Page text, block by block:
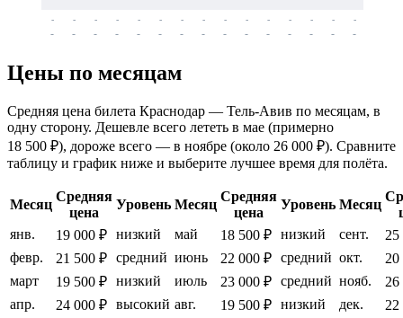
-
-
-
-
-
-
-
-
-
-
-
-
-
-
-
-
-
-
-
-
-
-
-
-
-
-
-
-
-
-
Цены по месяцам
Средняя цена билета Краснодар — Тель-Авив по месяцам, в
одну сторону. Дешевле всего лететь в мае (примерно
18 500 ₽), дороже всего — в ноябре (около 26 000 ₽). Сравните
таблицу и график ниже и выберите лучшее время для полёта.
Месяц
Средняя
цена
Уровень Месяц
Средняя
цена
Уровень Месяц
янв.
19 000 ₽ низкий май 18 500 ₽ низкий сент.
25
февр.
21 500 ₽ средний июнь 22 000 ₽ средний окт.
20
март
19 500 ₽ низкий июль 23 000 ₽ средний нояб.
26
апр.
24 000 ₽ высокий авг. 19 500 ₽ низкий дек. 22